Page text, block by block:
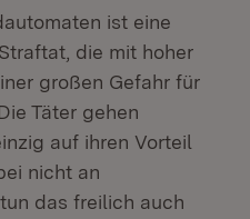
ist eine
die mit hoher
großen Gefahr für
Täter gehen
auf ihren Vorteil
nicht an
das freilich auch